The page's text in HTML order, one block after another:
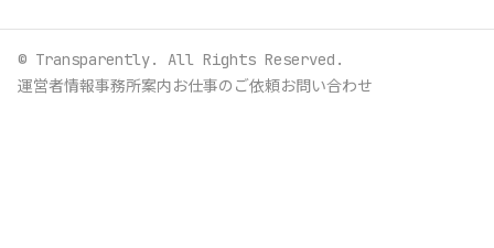
© Transparently. All Rights Reserved.
運営者情報事務所案内お仕事のご依頼お問い合わせ